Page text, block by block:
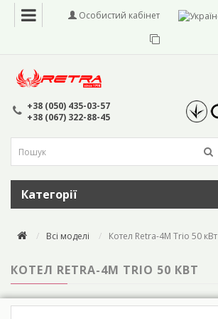
Особистий кабінет
+38 (050) 435-03-57
+38 (067) 322-88-45
Категорії
Всі моделі Котел Retra-4М Trio 50 кВт
КОТЕЛ RETRA-4М TRIO 50 КВТ